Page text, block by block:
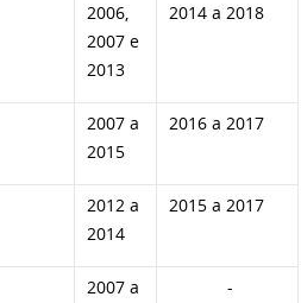
2006,
2007 e
2013
2014 a 2018
2007 a
2015
2016 a 2017
2012 a
2014
2015 a 2017
2007 a
-